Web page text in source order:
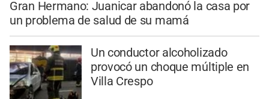
Gran Hermano: Juanicar abandonó la casa por
un problema de salud de su mamá
Un conductor alcoholizado
provocó un choque múltiple en
Villa Crespo